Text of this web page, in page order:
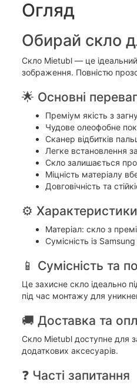
Огляд
Обирай скло
Скло Mietubl — це
зображення. Повністю
🌟 Основні
Преміум якість з
Чудове олеофобне
Сканер відбитків
Легке встановлення
Скло залишається
Міцність матеріалу
Довговічність та
⚙ Характеристики
Матеріал: скло з
Сумісність із
📱 Сумісність та
Це захисне скло ідеально
під час монтажу для
🚚 Доставка та
Скло Mietubl доступне для
додаткових аксесуарів.
❓ Часті запитання